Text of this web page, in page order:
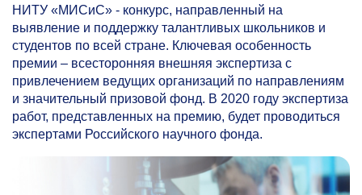
НИТУ «МИСиС» - конкурс, направленный на
выявление и поддержку талантливых школьников и
студентов по всей стране. Ключевая особенность
премии – всесторонняя внешняя экспертиза с
привлечением ведущих организаций по направлениям
и значительный призовой фонд. В 2020 году экспертиза
работ, представленных на премию, будет проводиться
экспертами Российского научного фонда.